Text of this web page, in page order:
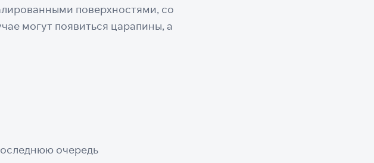
поверхностями, со
могут появиться царапины, а
очередь